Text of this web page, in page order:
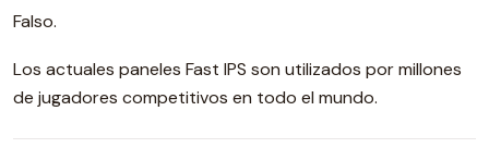
Falso.
Los actuales paneles Fast IPS son utilizados por millones
de jugadores competitivos en todo el mundo.